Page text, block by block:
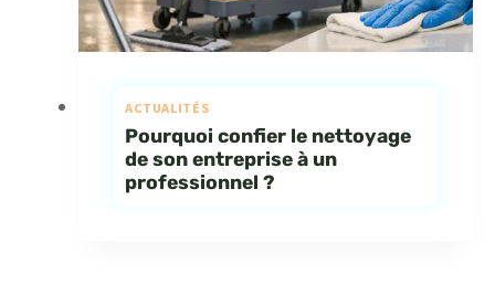
ACTUALITÉS
Pourquoi confier le nettoyage
de son entreprise à un
professionnel ?